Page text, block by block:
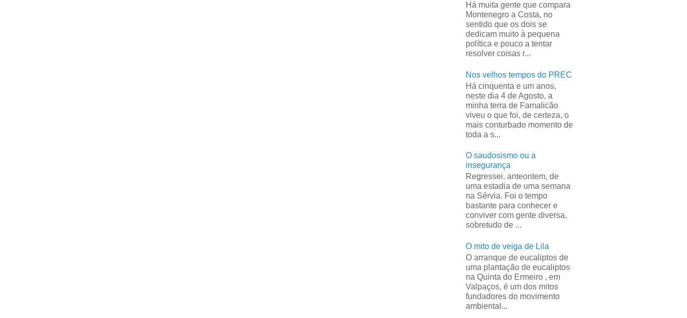
Há muita gente que compara
Montenegro a Costa, no
sentido que os dois se
dedicam muito à pequena
política e pouco a tentar
resolver coisas r...
Nos velhos tempos do PREC
Há cinquenta e um anos,
neste dia 4 de Agosto, a
minha terra de Famalicão
viveu o que foi, de certeza, o
mais conturbado momento de
toda a s...
O saudosismo ou a
insegurança
Regressei, anteontem, de
uma estadia de uma semana
na Sérvia. Foi o tempo
bastante para conhecer e
conviver com gente diversa,
sobretudo de ...
O mito de veiga de Lila
O arranque de eucaliptos de
uma plantação de eucaliptos
na Quinta do Ermeiro , em
Valpaços, é um dos mitos
fundadores do movimento
ambiental...